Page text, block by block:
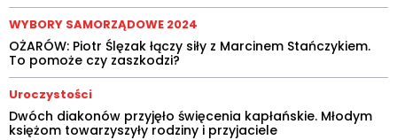
WYBORY SAMORZĄDOWE 2024
OŻARÓW: Piotr Ślęzak łączy siły z Marcinem Stańczykiem.
To pomoże czy zaszkodzi?
Uroczystości
Dwóch diakonów przyjęło święcenia kapłańskie. Młodym
księżom towarzyszyły rodziny i przyjaciele